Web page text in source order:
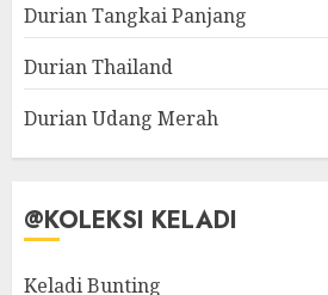
Durian Tangkai Panjang
Durian Thailand
Durian Udang Merah
@KOLEKSI KELADI
Keladi Bunting